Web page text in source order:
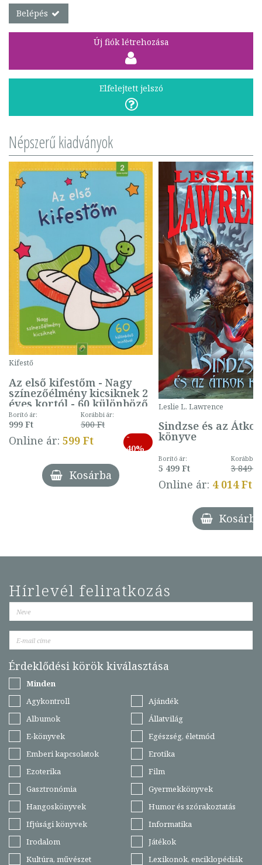
Belépés
Új fiók létrehozása
Elfelejtett jelszó
Népszerű kiadványok
Kifestő
Az első kifestőm - Nagy
színezőélmény kicsiknek 2
éves kortól - 60 különböző
mintával (gombás)
Borító ár:
999 Ft
Korábbi ár:
500 Ft
Online ár: 599 Ft
-
40%
Kosárba
Leslie L. Lawrence
Sindzse és az Átkok
könyve
Borító ár:
5 499 Ft
Korábbi
3 849 Ft
Online ár: 4 014 Ft
Kosárba
Hírlevél feliratkozás
Érdeklődési körök kiválasztása
Minden
Agykontroll
Ajándék
Albumok
Állatvilág
E-könyvek
Egészség, életmód
Emberi kapcsolatok
Erotika
Ezoterika
Film
Gasztronómia
Gyermekkönyvek
Hangoskönyvek
Humor és szórakoztatás
Ifjúsági könyvek
Informatika
Irodalom
Játékok
Kultúra, művészet
Lexikonok, enciklopédiák